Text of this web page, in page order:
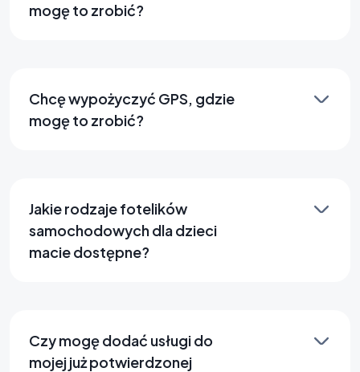
mogę to zrobić?
Chcę wypożyczyć GPS, gdzie
mogę to zrobić?
Jakie rodzaje fotelików
samochodowych dla dzieci
macie dostępne?
Czy mogę dodać usługi do
mojej już potwierdzonej